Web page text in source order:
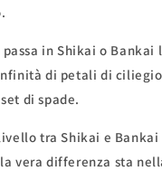
in Shikai o Bankai
di petali di ciliegio
di spade.
tra Shikai e Bankai
vera differenza sta